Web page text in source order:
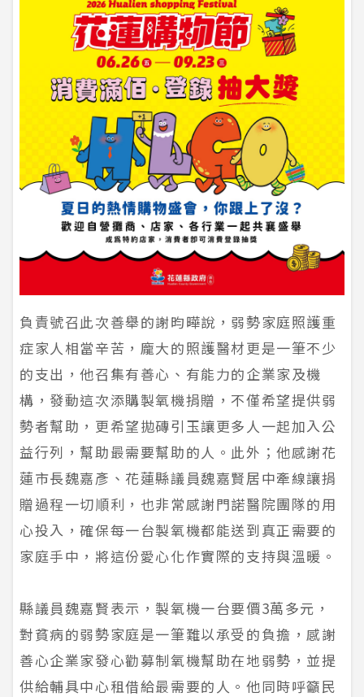
負責號召此次善舉的謝昀曄說，弱勢家庭照護重
症家人相當辛苦，龐大的照護醫材更是一筆不少
的支出，他召集有善心、有能力的企業家及機
構，發動這次添購製氧機捐贈，不僅希望提供弱
勢者幫助，更希望拋磚引玉讓更多人一起加入公
益行列，幫助最需要幫助的人。此外；他感謝花
蓮市長魏嘉彥、花蓮縣議員魏嘉賢居中牽線讓捐
贈過程一切順利，也非常感謝門諾醫院團隊的用
心投入，確保每一台製氧機都能送到真正需要的
家庭手中，將這份愛心化作實際的支持與溫暖。
縣議員魏嘉賢表示，製氧機一台要價3萬多元，
對貧病的弱勢家庭是一筆難以承受的負擔，感謝
善心企業家發心勸募制氧機幫助在地弱勢，並提
供給輔具中心租借給最需要的人。他同時呼籲民